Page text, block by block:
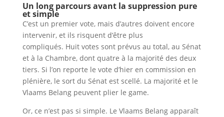
Un long parcours avant la suppression pure
et simple
C’est un premier vote, mais d’autres doivent encore
intervenir, et ils risquent d’être plus
compliqués. Huit votes sont prévus au total, au Sénat
et à la Chambre, dont quatre à la majorité des deux
tiers. Si l’on reporte le vote d’hier en commission en
plénière, le sort du Sénat est scellé. La majorité et le
Vlaams Belang peuvent plier le game.
Or, ce n’est pas si simple. Le Vlaams Belang apparaît